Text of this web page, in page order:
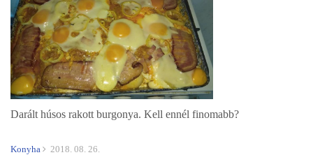
Darált húsos rakott burgonya. Kell ennél finomabb?
Konyha 2018. 08. 26.